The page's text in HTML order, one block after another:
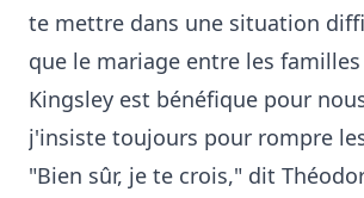
te mettre dans une situation
que le mariage entre les
Kingsley est bénéfique pour
j'insiste toujours pour rompre
"Bien sûr, je te crois," dit